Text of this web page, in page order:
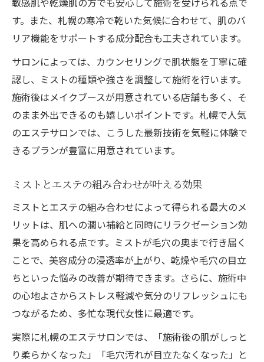
す。また、札幌の寒冷で乾いた気候に合わせて、肌のバ
リア機能をサポートする成分配合も工夫されています。
サロンによっては、カウンセリングで肌状態を丁寧に確
認し、ミストの種類や強さを調整して施術を行います。
施術後はメイクブースが用意されている店舗も多く、そ
のまま外出できるのも嬉しいポイントです。札幌で人気
のエステサロンでは、こうした最新技術を気軽に体験で
きるプランが豊富に用意されています。
ミストとエステの組み合わせが叶える効果
ミストとエステの組み合わせによって得られる最大のメ
リットは、肌への潤い補給と同時にリラクゼーション効
果を高められる点です。ミストが毛穴の奥まで行き届く
ことで、美容成分の浸透率が上がり、乾燥や毛穴の目立
ちといった悩みの改善が期待できます。さらに、施術中
の心地よさからストレス軽減や気分のリフレッシュにも
つながるため、多忙な現代女性に最適です。
実際に札幌のエステサロンでは、「施術後の肌がしっと
り柔らかくなった」「毛穴汚れが目立たなくなった」と